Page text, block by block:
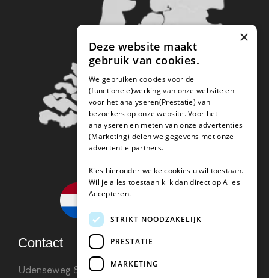
Contact
Udenseweg 8B 5405 PA Udeninfo(@)koffie-
×
Deze website maakt
gebruik van cookies.
We gebruiken cookies voor de
(functionele)werking van onze website en
voor het analyseren(Prestatie) van
bezoekers op onze website. Voor het
analyseren en meten van onze advertenties
(Marketing) delen we gegevens met onze
advertentie partners.
Kies hieronder welke cookies u wil toestaan.
Wil je alles toestaan klik dan direct op Alles
Accepteren.
STRIKT NOODZAKELIJK
PRESTATIE
MARKETING